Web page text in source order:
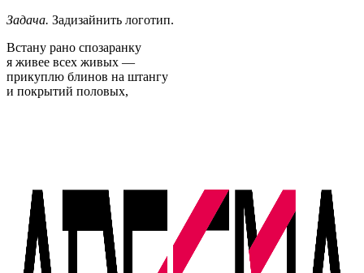
Задача. Задизайнить логотип.
Встану рано спозаранку
я живее всех живых —
прикуплю блинов на штангу
и покрытий половых,